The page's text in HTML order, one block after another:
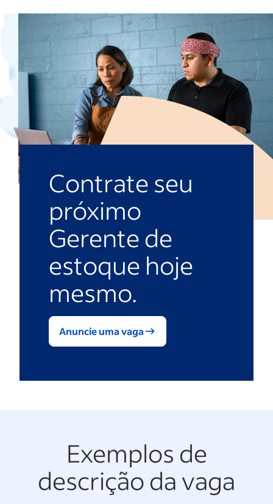
Contrate seu
próximo
Gerente de
estoque hoje
mesmo.
Anuncie uma vaga
Exemplos de
descrição da vaga